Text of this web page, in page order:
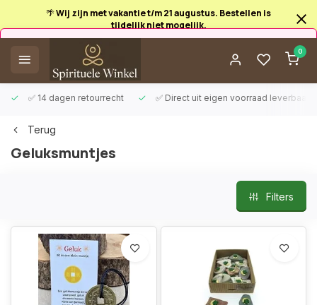
🌴 Wij zijn met vakantie t/m 21 augustus. Bestellen is
tijdelijk niet mogelijk.
0
✅ 14 dagen retourrecht ✅ Direct uit eigen voorraad leverbaar
Afrekenen is uitgeschakeld.
Terug
Geluksmuntjes
Filters